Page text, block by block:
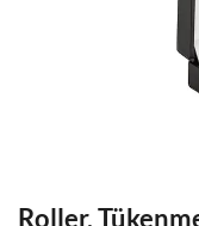
Roller,